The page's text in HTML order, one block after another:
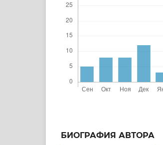
БИОГРАФИЯ АВТОРА